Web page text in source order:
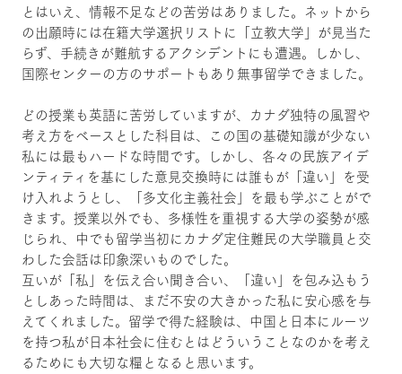
とはいえ、情報不足などの苦労はありました。ネットから
の出願時には在籍大学選択リストに「立教大学」が見当た
らず、手続きが難航するアクシデントにも遭遇。しかし、
国際センターの方のサポートもあり無事留学できました。
どの授業も英語に苦労していますが、カナダ独特の風習や
考え方をベースとした科目は、この国の基礎知識が少ない
私には最もハードな時間です。しかし、各々の民族アイデ
ンティティを基にした意見交換時には誰もが「違い」を受
け入れようとし、「多文化主義社会」を最も学ぶことがで
きます。授業以外でも、多様性を重視する大学の姿勢が感
じられ、中でも留学当初にカナダ定住難民の大学職員と交
わした会話は印象深いものでした。
互いが「私」を伝え合い聞き合い、「違い」を包み込もう
としあった時間は、まだ不安の大きかった私に安心感を与
えてくれました。留学で得た経験は、中国と日本にルーツ
を持つ私が日本社会に住むとはどういうことなのかを考え
るためにも大切な糧となると思います。